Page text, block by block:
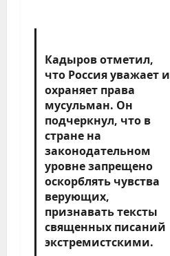
Кадыров отметил,
что Россия уважает и
охраняет права
мусульман. Он
подчеркнул, что в
стране на
законодательном
уровне запрещено
оскорблять чувства
верующих,
признавать тексты
священных писаний
экстремистскими.